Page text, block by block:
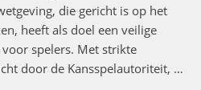
die gericht is op het
heeft als doel een veilige
spelers. Met strikte
door de Kansspelautoriteit, …